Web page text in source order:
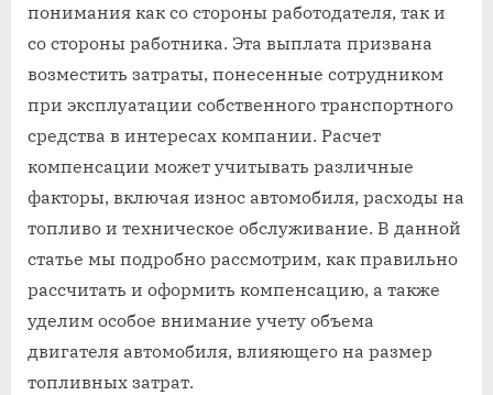
понимания как со стороны работодателя, так и
со стороны работника. Эта выплата призвана
возместить затраты, понесенные сотрудником
при эксплуатации собственного транспортного
средства в интересах компании. Расчет
компенсации может учитывать различные
факторы, включая износ автомобиля, расходы на
топливо и техническое обслуживание. В данной
статье мы подробно рассмотрим, как правильно
рассчитать и оформить компенсацию, а также
уделим особое внимание учету объема
двигателя автомобиля, влияющего на размер
топливных затрат.